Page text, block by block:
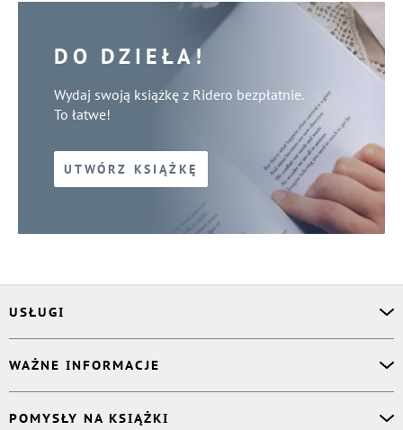
DO DZIEŁA!
Wydaj swoją książkę z Ridero bezpłatnie.
To łatwe!
UTWÓRZ KSIĄŻKĘ
USŁUGI
Korektor
Projektant okładki
Druk Twojej książki
WAŻNE INFORMACJE
Książki Ridero
POMYSŁY NA KSIĄŻKI